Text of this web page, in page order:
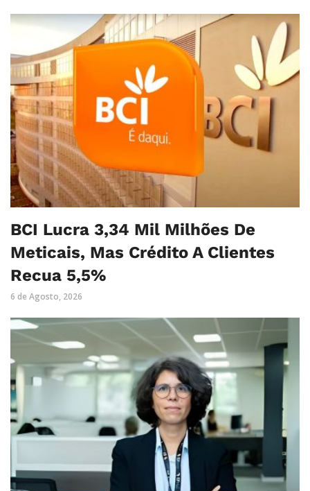
BCI Lucra 3,34 Mil Milhões De
Meticais, Mas Crédito A Clientes
Recua 5,5%
6 de Agosto, 2026